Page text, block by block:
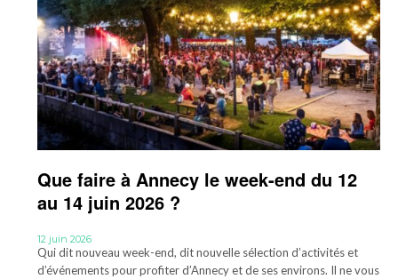
Que faire à Annecy le week-end du 12
au 14 juin 2026 ?
12 juin 2026
Qui dit nouveau week-end, dit nouvelle sélection d’activités et
d’événements pour profiter d’Annecy et de ses environs. Il ne vous